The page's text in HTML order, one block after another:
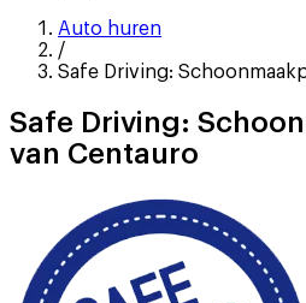
Auto huren
/
Safe Driving:
Safe Driving:
van Centauro